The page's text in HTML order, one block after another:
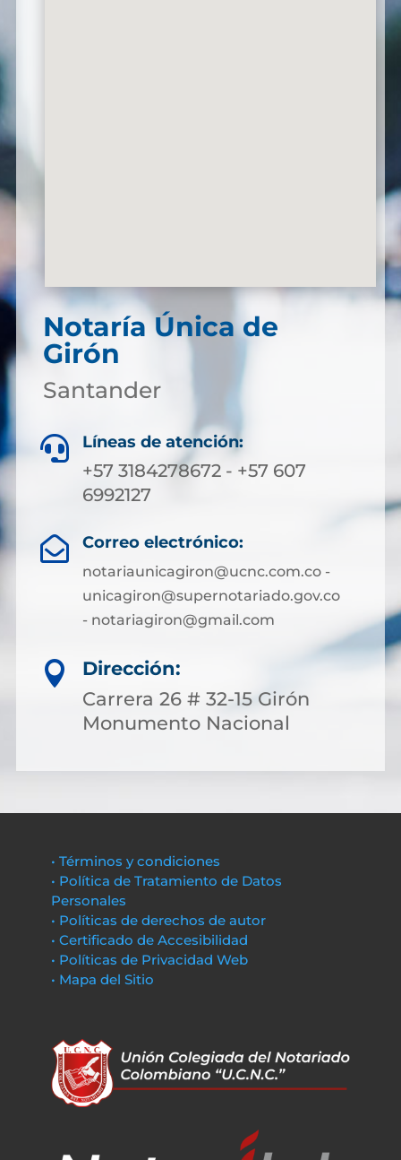
Notaría Única de
Girón
Santander
 Líneas de atención:
+57 3184278672 - +57 607
6992127
 Correo electrónico:
notariaunicagiron@ucnc.com.co -
unicagiron@supernotariado.gov.co
- notariagiron@gmail.com

Dirección:
Carrera 26 # 32-15 Girón
Monumento Nacional
• Términos y condiciones
• Política de Tratamiento de Datos
Personales
• Políticas de derechos de autor
• Certificado de Accesibilidad
• Políticas de Privacidad Web
• Mapa del Sitio